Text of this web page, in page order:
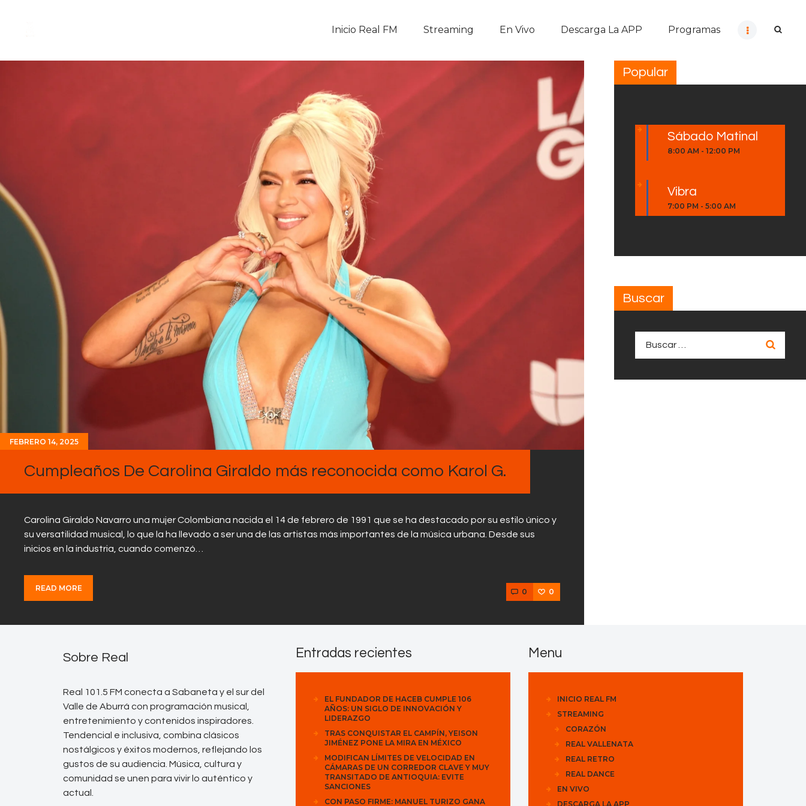
Inicio Real FM Streaming En Vivo Descarga La APP Programas
Descarga La APP
Programas
Noticias
Equipo
Sobre Nosotros
Contactos
FEBRERO 14, 2025
Cumpleaños De Carolina Giraldo más reconocida como Karol G.
Carolina Giraldo Navarro una mujer Colombiana nacida el 14 de febrero de 1991 que se ha destacado por su estilo único y
su versatilidad musical, lo que la ha llevado a ser una de las artistas más importantes de la música urbana. Desde sus
inicios en la industria, cuando comenzó…
READ MORE 0 0
Popular
Sábado Matinal
8:00 AM -12:00 PM
Vibra
7:00 PM -5:00 AM
Buscar
Sobre Real
Real 101.5 FM conecta a Sabaneta y el sur del
Valle de Aburrá con programación musical,
entretenimiento y contenidos inspiradores.
Tendencial e inclusiva, combina clásicos
nostálgicos y éxitos modernos, reflejando los
gustos de su audiencia. Música, cultura y
comunidad se unen para vivir lo auténtico y
actual.
Entradas recientes
EL FUNDADOR DE HACEB CUMPLE 106
AÑOS: UN SIGLO DE INNOVACIÓN Y
LIDERAZGO
TRAS CONQUISTAR EL CAMPÍN, YEISON
JIMÉNEZ PONE LA MIRA EN MÉXICO
MODIFICAN LÍMITES DE VELOCIDAD EN
CÁMARAS DE UN CORREDOR CLAVE Y MUY
TRANSITADO DE ANTIOQUIA: EVITE
SANCIONES
CON PASO FIRME: MANUEL TURIZO GANA
Menu
INICIO REAL FM
STREAMING
CORAZÓN
REAL VALLENATA
REAL RETRO
REAL DANCE
EN VIVO
DESCARGA LA APP